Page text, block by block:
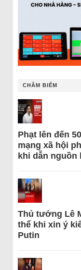
CHÂM BIẾM
Phạt lên đến
mạng xã hội
khi dẫn nguồn
Thủ tướng Lê
thể khi xin ý
Putin